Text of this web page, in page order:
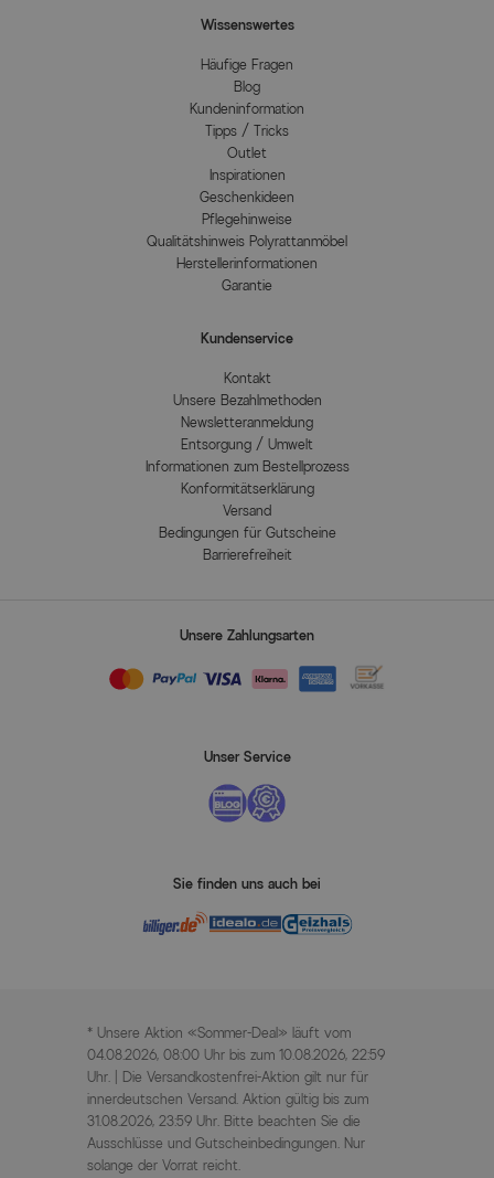
Wissenswertes
Häufige Fragen
Blog
Kundeninformation
Tipps / Tricks
Outlet
Inspirationen
Geschenkideen
Pflegehinweise
Qualitätshinweis Polyrattanmöbel
Herstellerinformationen
Garantie
Kundenservice
Kontakt
Unsere Bezahlmethoden
Newsletteranmeldung
Entsorgung / Umwelt
Informationen zum Bestellprozess
Konformitätserklärung
Versand
Bedingungen für Gutscheine
Barrierefreiheit
Unsere Zahlungsarten
Unser Service
Sie finden uns auch bei
* Unsere Aktion «Sommer-Deal» läuft vom
04.08.2026, 08:00 Uhr bis zum 10.08.2026, 22:59
Uhr. | Die Versandkostenfrei-Aktion gilt nur für
innerdeutschen Versand. Aktion gültig bis zum
31.08.2026, 23:59 Uhr. Bitte beachten Sie die
Ausschlüsse und Gutscheinbedingungen. Nur
solange der Vorrat reicht.